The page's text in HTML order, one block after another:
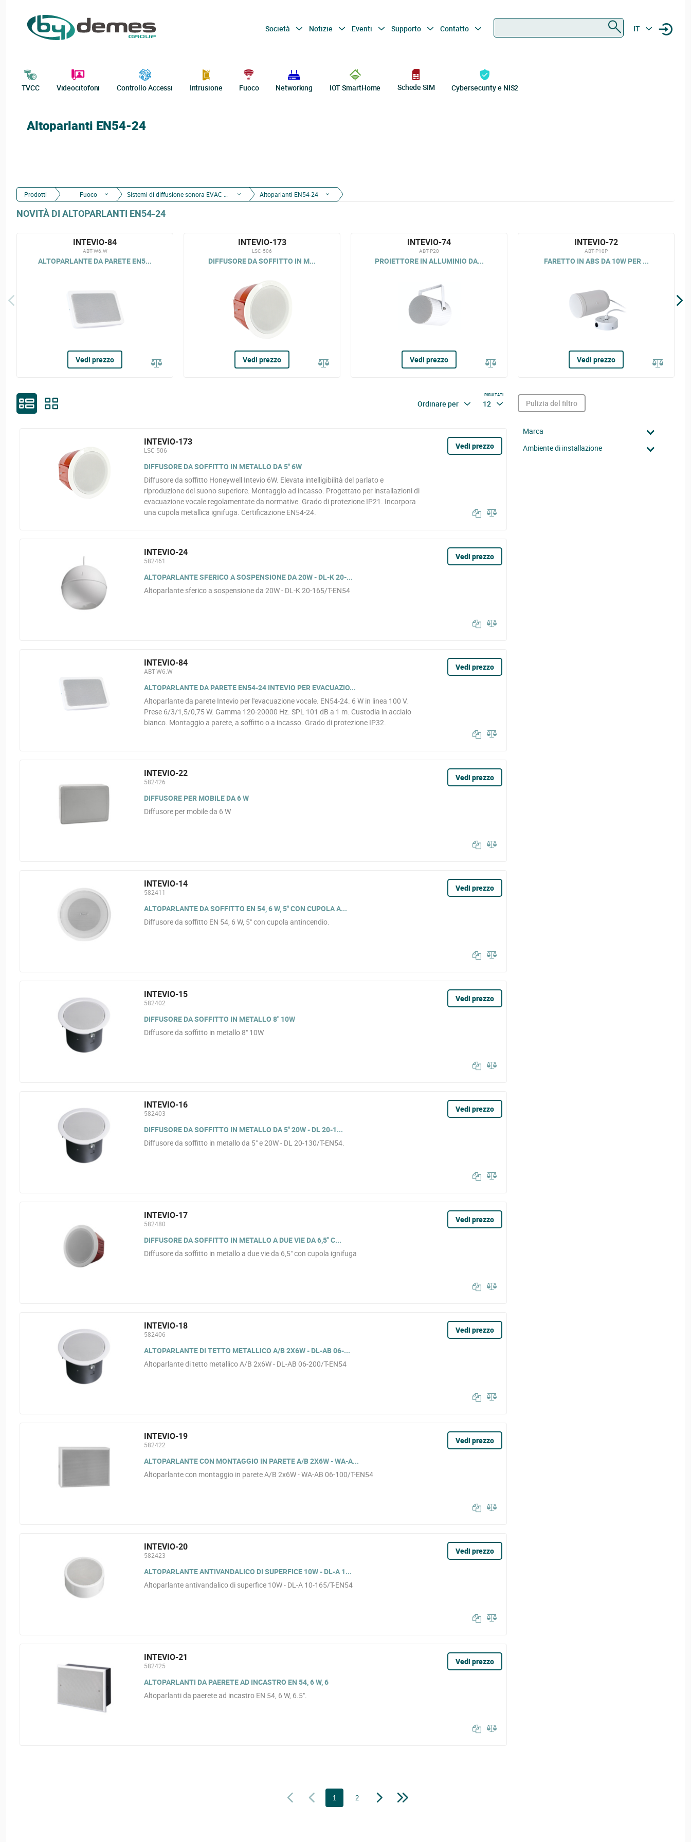
Società Notizie Eventi Supporto Contatto IT
TVCC Videocitofoni Controllo Accessi Intrusione Fuoco Networking IOT SmartHome Schede SIM Cybersecurity e NIS2
Altoparlanti EN54-24
Prodotti Fuoco Altoparlanti EN54-24
NOVITÀ DI ALTOPARLANTI EN54-24
INTEVIO-84
ABT-W6.W
ALTOPARLANTE DA PARETE EN5...
Vedi prezzo
INTEVIO-173
LSC-506
DIFFUSORE DA SOFFITTO IN M...
Vedi prezzo
INTEVIO-74
ABT-P20
PROIETTORE IN ALLUMINIO DA...
Vedi prezzo
INTEVIO-72
ABT-P10P
FARETTO IN ABS DA 10W PER ...
Vedi prezzo
Ordinare per
RISULTATI
12
INTEVIO-173
LSC-506
DIFFUSORE DA SOFFITTO IN METALLO DA 5" 6W
Diffusore da soffitto Honeywell Intevio 6W. Elevata intelligibilità del parlato e
riproduzione del suono superiore. Montaggio ad incasso. Progettato per installazioni di
evacuazione vocale regolamentate da normative. Grado di protezione IP21. Incorpora
una cupola metallica ignifuga. Certificazione EN54-24.
Vedi prezzo
INTEVIO-24
582461
ALTOPARLANTE SFERICO A SOSPENSIONE DA 20W - DL-K 20-...
Altoparlante sferico a sospensione da 20W - DL-K 20-165/T-EN54
Vedi prezzo
INTEVIO-84
ABT-W6.W
ALTOPARLANTE DA PARETE EN54-24 INTEVIO PER EVACUAZIO...
Altoparlante da parete Intevio per l'evacuazione vocale. EN54-24. 6 W in linea 100 V.
Prese 6/3/1,5/0,75 W. Gamma 120-20000 Hz. SPL 101 dB a 1 m. Custodia in acciaio
bianco. Montaggio a parete, a soffitto o a incasso. Grado di protezione IP32.
Vedi prezzo
INTEVIO-22
582426
DIFFUSORE PER MOBILE DA 6 W
Diffusore per mobile da 6 W
Vedi prezzo
INTEVIO-14
582411
ALTOPARLANTE DA SOFFITTO EN 54, 6 W, 5" CON CUPOLA A...
Diffusore da soffitto EN 54, 6 W, 5" con cupola antincendio.
Vedi prezzo
INTEVIO-15
582402
DIFFUSORE DA SOFFITTO IN METALLO 8" 10W
Diffusore da soffitto in metallo 8" 10W
Vedi prezzo
INTEVIO-16
582403
DIFFUSORE DA SOFFITTO IN METALLO DA 5" 20W - DL 20-1...
Diffusore da soffitto in metallo da 5" e 20W - DL 20-130/T-EN54.
Vedi prezzo
INTEVIO-17
582480
DIFFUSORE DA SOFFITTO IN METALLO A DUE VIE DA 6,5" C...
Diffusore da soffitto in metallo a due vie da 6,5" con cupola ignifuga
Vedi prezzo
INTEVIO-18
582406
ALTOPARLANTE DI TETTO METALLICO A/B 2X6W - DL-AB 06-...
Altoparlante di tetto metallico A/B 2x6W - DL-AB 06-200/T-EN54
Vedi prezzo
INTEVIO-19
582422
ALTOPARLANTE CON MONTAGGIO IN PARETE A/B 2X6W - WA-A...
Altoparlante con montaggio in parete A/B 2x6W - WA-AB 06-100/T-EN54
Vedi prezzo
INTEVIO-20
582423
ALTOPARLANTE ANTIVANDALICO DI SUPERFICE 10W - DL-A 1...
Altoparlante antivandalico di superfice 10W - DL-A 10-165/T-EN54
Vedi prezzo
INTEVIO-21
582425
ALTOPARLANTI DA PAERETE AD INCASTRO EN 54, 6 W, 6
Altoparlanti da paerete ad incastro EN 54, 6 W, 6.5".
Vedi prezzo
Pulizia del filtro
Marca
Ambiente di installazione
1 2